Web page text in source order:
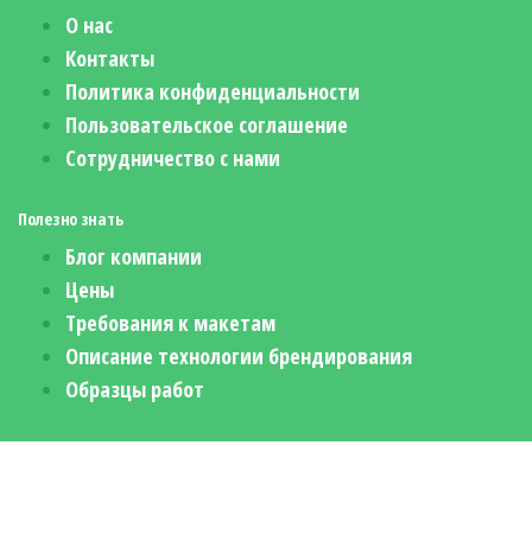
О нас
Контакты
Политика конфиденциальности
Пользовательское соглашение
Сотрудничество с нами
Полезно знать
Блог компании
Цены
Требования к макетам
Описание технологии брендирования
Образцы работ